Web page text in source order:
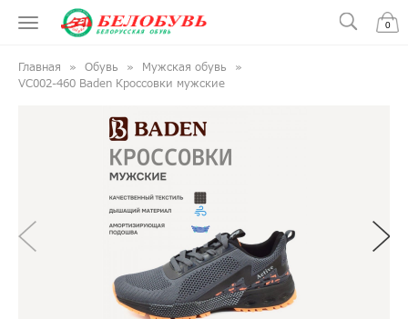
0
Главная Обувь
Мужская обувь
VC002-460 Baden Кроссовки мужские